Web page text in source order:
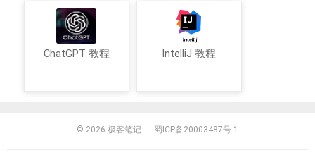
ChatGPT 教程 IntelliJ 教程
© 2026 极客笔记 蜀ICP备20003487号-1